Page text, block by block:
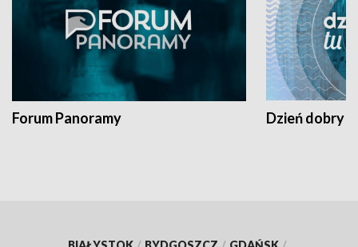
Forum Panoramy Dzień dobry